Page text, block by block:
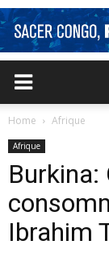
Home Afrique
Afrique
Burkina:
Ibrahim